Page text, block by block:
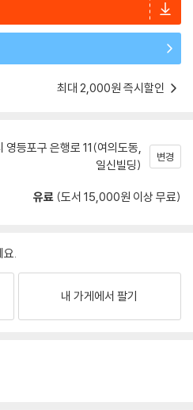
최대 2,000원 즉시할인
영등포구 은행로 11(여의도동,
일신빌딩)
변경
유료 (도서 15,000원 이상 무료)
요.
내 가게에서 팔기